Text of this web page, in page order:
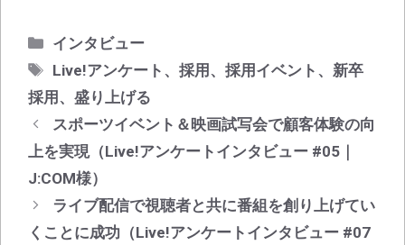
カ
テ
リ
ー
インタビュー
タ
グ
Live!アンケート 、採用 、採用イベント 、 新卒
採用 、 盛り上げる
投
稿
ビ
ゲ
ー
スポーツイベント＆映画試写会で顧客体験の向
上を実現（Live!アンケートインタビュー #05｜
J:COM様）
ライブ配信で視聴者と共に番組を創り上げてい
くことに成功（Live!アンケートインタビュー #07